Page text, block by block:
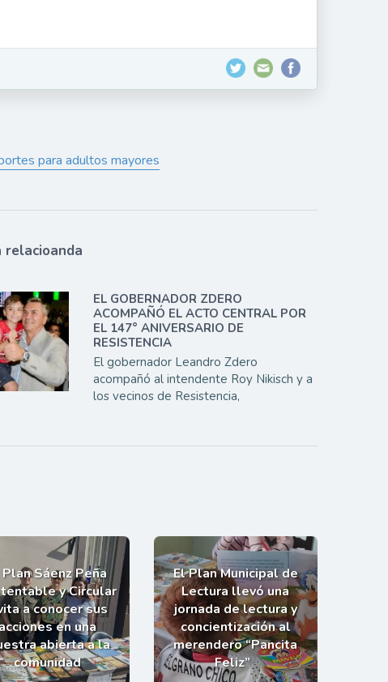
para adultos mayores
relacioanda
EL GOBERNADOR ZDERO
ACOMPAÑÓ EL ACTO CENTRAL POR
EL 147° ANIVERSARIO DE
RESISTENCIA
El gobernador Leandro Zdero
acompañó al intendente Roy Nikisch y a
los vecinos de Resistencia,
Plan Sáenz Peña
y Circular
a conocer sus
acciones en una
abierta a la
comunidad
El Plan Municipal de
Lectura llevó una
jornada de lectura y
concientización al
merendero “Pancita
Feliz”